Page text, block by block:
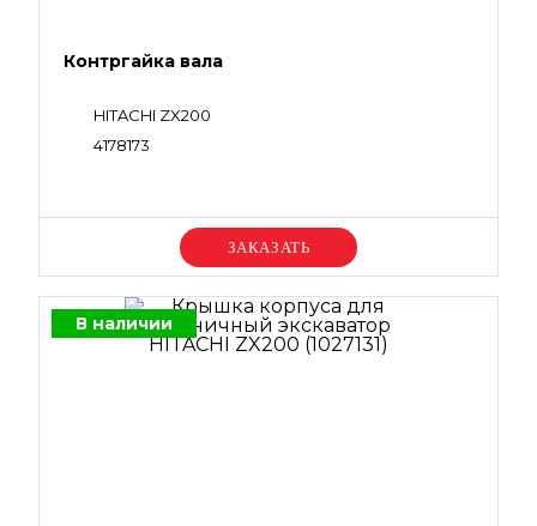
Контргайка вала
HITACHI ZX200
4178173
Уточняйте цену
В наличии